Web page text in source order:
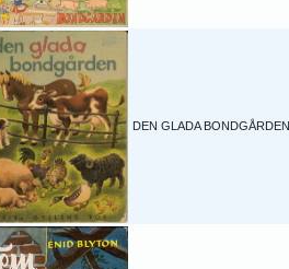
DEN GLADA BONDGÅRDEN